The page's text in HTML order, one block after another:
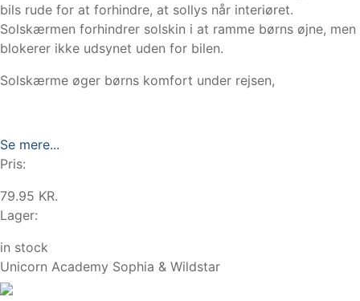
bils rude for at forhindre, at sollys når interiøret.
Solskærmen forhindrer solskin i at ramme børns øjne, men
blokerer ikke udsynet uden for bilen.
Solskærme øger børns komfort under rejsen,
Se mere...
Pris:
79.95 KR.
Lager:
in stock
Unicorn Academy Sophia & Wildstar